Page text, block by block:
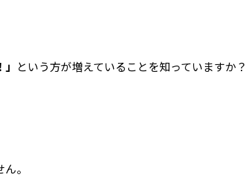
という方が増えていることを知っていますか？
。